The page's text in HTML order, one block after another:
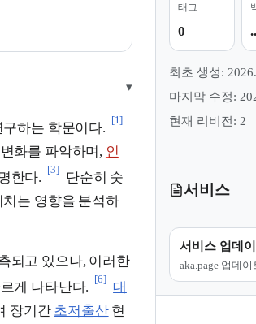
▾
하는 학문이다.
[1]
화를 파악하며, 인
한다.
[3]
단순히 숫
는 영향을 분석하
되고 있으나, 이러한
게 나타난다.
[6]
대
장기간 초저출산현
태그
0
최초 생성:
마지막 수정:
현재 리비전: 2
서비스
서비스 업데
aka.page 업데